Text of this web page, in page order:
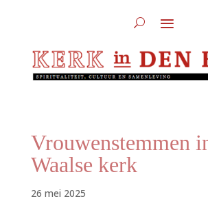
Vrouwenstemmen
Waalse kerk
26 mei 2025